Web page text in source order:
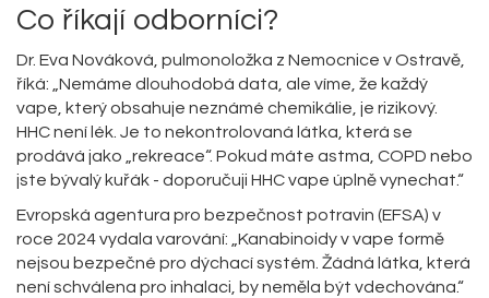
Co říkají odborníci?
Dr. Eva Nováková, pulmonoložka z Nemocnice v Ostravě,
říká: „Nemáme dlouhodobá data, ale víme, že každý
vape, který obsahuje neznámé chemikálie, je rizikový.
HHC není lék. Je to nekontrolovaná látka, která se
prodává jako „rekreace“. Pokud máte astma, COPD nebo
jste bývalý kuřák - doporučuji HHC vape úplně vynechat.“
Evropská agentura pro bezpečnost potravin (EFSA) v
roce 2024 vydala varování: „Kanabinoidy v vape formě
nejsou bezpečné pro dýchací systém. Žádná látka, která
není schválena pro inhalaci, by neměla být vdechována.“